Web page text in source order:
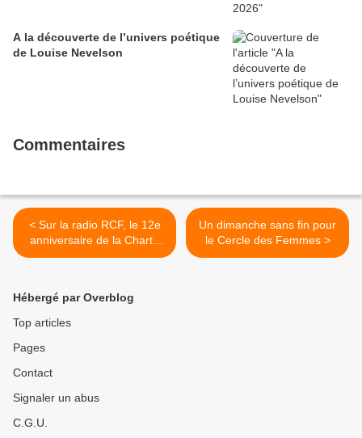
A la découverte de l’univers poétique
de Louise Nevelson
Commentaires
< Sur la radio RCF, le 12e
anniversaire de la Charte
d’Amitié Metz-Alep
Un dimanche sans fin pour
le Cercle des Femmes >
Hébergé par Overblog
Top articles
Pages
Contact
Signaler un abus
C.G.U.